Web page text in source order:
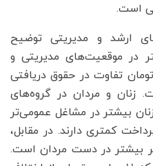
است.
ارشد و مدیریتی توضیح
در موقعیت‌های مدیریتی و
و ۱.۵ میلیون تومان تفاوت در حقوق دریافتی
و مردان در گروه‌های
بیشتر در مشاغل عمومی‌تر
کمتری دارند. در مقابل،
بیشتر در دست مردان است.